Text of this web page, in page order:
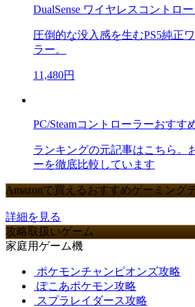
DualSense ワイヤレスコントロ
圧倒的な没入感を生むPS5純正
ラー。
11,480円
PC/Steamコントローラーおすす
ランキングの元記事はこちら。
ーを徹底比較しています
Amazonで買えるおすすめゲーミング
詳細を見る
攻略取扱いゲーム
家庭用ゲーム機
ポケモンチャンピオンズ攻略
ぽこあポケモン攻略
スプラレイダース攻略